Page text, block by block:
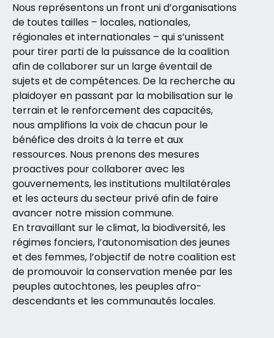
Nous représentons un front uni d’organisations
de toutes tailles – locales, nationales,
régionales et internationales – qui s’unissent
pour tirer parti de la puissance de la coalition
afin de collaborer sur un large éventail de
sujets et de compétences. De la recherche au
plaidoyer en passant par la mobilisation sur le
terrain et le renforcement des capacités,
nous amplifions la voix de chacun pour le
bénéfice des droits à la terre et aux
ressources. Nous prenons des mesures
proactives pour collaborer avec les
gouvernements, les institutions multilatérales
et les acteurs du secteur privé afin de faire
avancer notre mission commune.
En travaillant sur le climat, la biodiversité, les
régimes fonciers, l’autonomisation des jeunes
et des femmes, l’objectif de notre coalition est
de promouvoir la conservation menée par les
peuples autochtones, les peuples afro-
descendants et les communautés locales.